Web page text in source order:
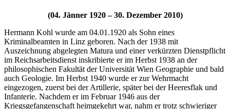
(04. Jänner 1920 – 30. Dezember 2010)
Hermann Kohl wurde am 04.01.1920 als Sohn eines
Kriminalbeamten in Linz geboren. Nach der 1938 mit
Auszeichnung abgelegten Matura und einer verkürzten Dienstpflicht
im Reichsarbeitsdienst inskribierte er im Herbst 1938 an der
philosophischen Fakultät der Universität Wien Geographie und bald
auch Geologie. Im Herbst 1940 wurde er zur Wehrmacht
eingezogen, zuerst bei der Artillerie, später bei der Heeresflak und
Infanterie. Nachdem er im Februar 1946 aus der
Kriegsgefangenschaft heimgekehrt war, nahm er trotz schwieriger